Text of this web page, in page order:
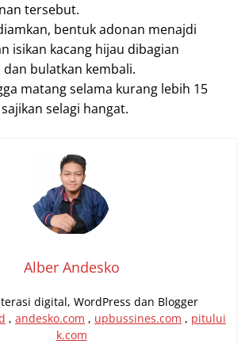
tersebut.
bentuk adonan menajdi
isikan kacang hijau dibagian
bulatkan kembali.
matang selama kurang lebih 15
selagi hangat.
Alber Andesko
digital, WordPress dan Blogger
, andesko.com , upbussines.com , pitului
k.com